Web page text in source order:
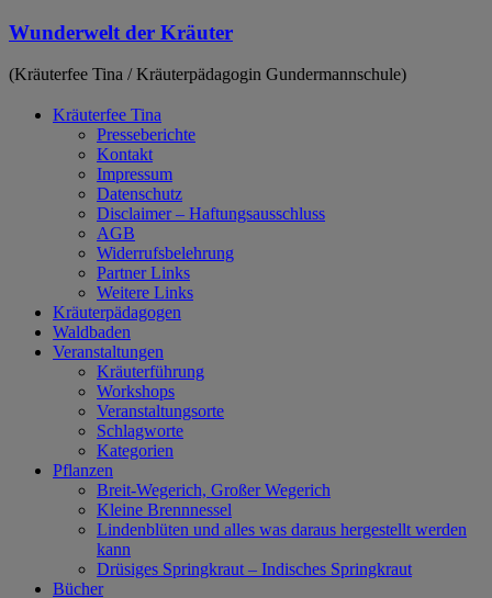
Zum
springen
Wunderwelt der Kräuter
(Kräuterfee Tina / Kräuterpädagogin Gundermannschule)
Kräuterfee Tina
Presseberichte
Kontakt
Impressum
Datenschutz
Disclaimer – Haftungsausschluss
AGB
Widerrufsbelehrung
Partner Links
Weitere Links
Kräuterpädagogen
Waldbaden
Veranstaltungen
Kräuterführung
Workshops
Veranstaltungsorte
Schlagworte
Kategorien
Pflanzen
Breit-Wegerich, Großer Wegerich
Kleine Brennnessel
Lindenblüten und alles was daraus hergestellt werden
kann
Drüsiges Springkraut – Indisches Springkraut
Bücher